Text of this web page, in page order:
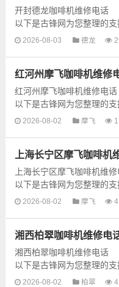
开封德龙咖啡机维修电话
以下是古锋网为您整理的
修网点地址和号码信息，可
2026-08-03 德龙
红河州摩飞咖啡机维修
红河州摩飞咖啡机维修电话
以下是古锋网为您整理的
维修网点地址和号码信息，
2026-08-02 摩飞
上海长宁区摩飞咖啡机
上海长宁区摩飞咖啡机维
以下是古锋网为您整理的
售后维修网点地址和号码信
2026-08-02 摩飞
湘西柏翠咖啡机维修电
湘西柏翠咖啡机维修电话
以下是古锋网为您整理的
修网点地址和号码信息，可
2026-08-02 柏翠